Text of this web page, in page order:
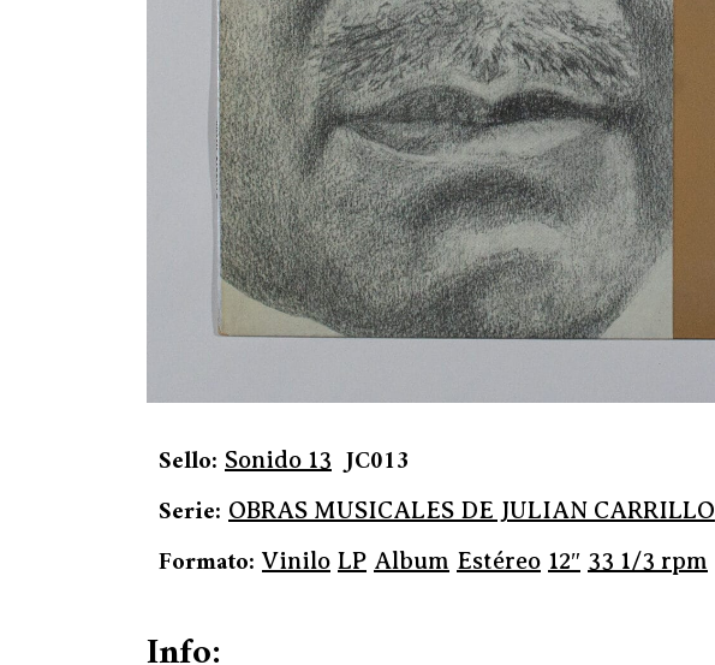
Sello: Sonido 13 JC013
Serie: OBRAS MUSICALES DE JULIAN CARRILLO
Formato: Vinilo LP Album Estéreo 12″ 33 1/3 rpm